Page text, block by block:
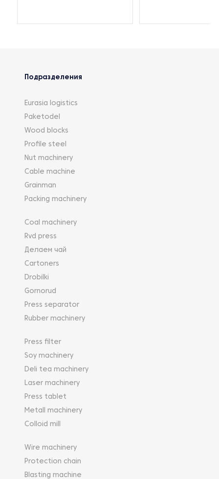
Подразделения
Eurasia logistics
Paketodel
Wood blocks
Profile steel
Nut machinery
Cable machine
Grainman
Packing machinery
Coal machinery
Rvd press
Делаем чай
Cartoners
Drobilki
Gornorud
Press separator
Rubber machinery
Press filter
Soy machinery
Deli tea machinery
Laser machinery
Press tablet
Metall machinery
Colloid mill
Wire machinery
Protection chain
Blasting machine